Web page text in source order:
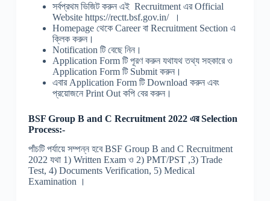
সর্বপ্রথম ভিজিট করুন এই Recruitment এর Official
Website https://rectt.bsf.gov.in/ ।
Homepage থেকে Career বা Recruitment Section এ
ক্লিক করুন।
Notification টি বেছে নিন।
Application Form টি পূরণ করুন যথাযথ তথ্য সহকারে ও
Application Form টি Submit করুন।
এবার Application Form টি Download করুন এবং
প্রয়োজনে Print Out কপি বের করুন।
BSF Group B and C Recruitment 2022 এর Selection
Process:-
পাঁচটি পর্যায়ে সম্পন্ন হবে BSF Group B and C Recruitment
2022 যথা 1) Written Exam ও 2) PMT/PST ,3) Trade
Test, 4) Documents Verification, 5) Medical
Examination ।